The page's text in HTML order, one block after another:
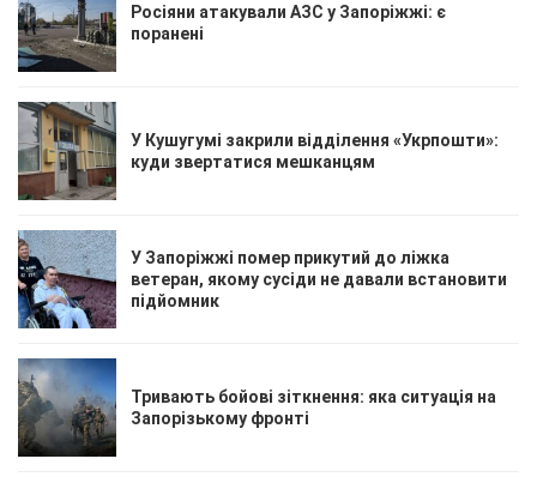
Росіяни атакували АЗС у Запоріжжі: є
поранені
У Кушугумі закрили відділення «Укрпошти»:
куди звертатися мешканцям
У Запоріжжі помер прикутий до ліжка
ветеран, якому сусіди не давали встановити
підйомник
Тривають бойові зіткнення: яка ситуація на
Запорізькому фронті